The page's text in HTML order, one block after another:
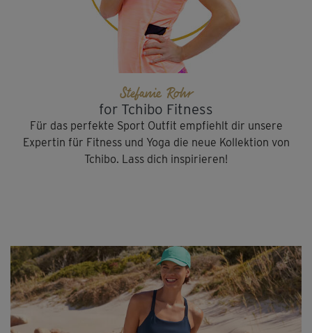
Stefanie Rohr
for Tchibo Fitness
Für das perfekte Sport Outfit empfiehlt dir unsere
Expertin für Fitness und Yoga die neue Kollektion von
Tchibo. Lass dich inspirieren!